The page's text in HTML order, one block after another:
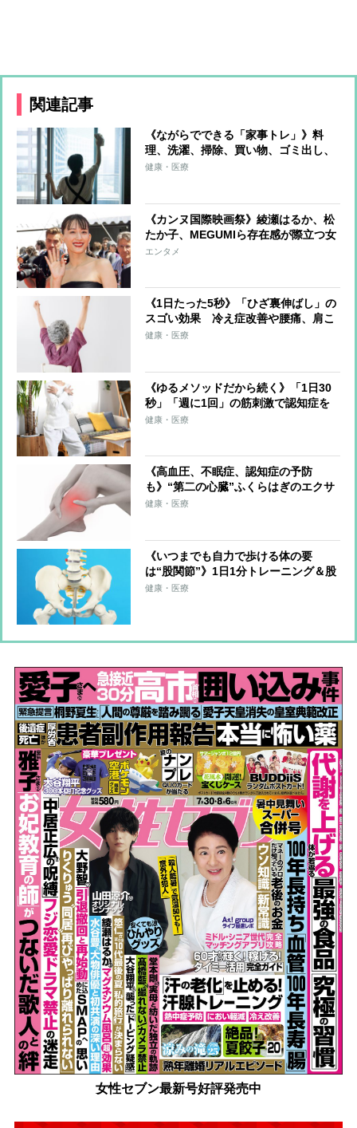
関連記事
《ながらでできる「家事トレ」》料
理、洗濯、掃除、買い物、ゴミ出し、
水やり…すべてをエクササイズに！ト
健康・医療
《カンヌ国際映画祭》綾瀬はるか、松
たか子、MEGUMIら存在感が際立つ女
優たちのファッションをチェック
エンタメ
《1日たった5秒》「ひざ裏伸ばし」の
スゴい効果 冷え症改善や腰痛、肩こ
り、片頭痛の軽減も
健康・医療
《ゆるメソッドだから続く》「1日30
秒」「週に1回」の筋刺激で認知症を
予防する「30秒スクワット」
健康・医療
《高血圧、不眠症、認知症の予防
も》“第二の心臓”ふくらはぎのエクサ
サイズを医師が伝授！血流改善、筋肉
健康・医療
《いつまでも自力で歩ける体の要
は“股関節”》1日1分トレーニング＆股
関節のズレを防ぐ習慣を医師らが解説
健康・医療
女性セブン最新号好評発売中